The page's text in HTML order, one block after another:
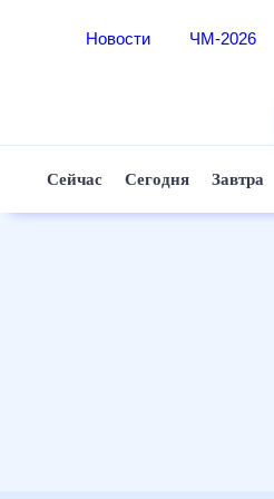
Новости ЧМ-2026
Сейчас Сегодня Завтра